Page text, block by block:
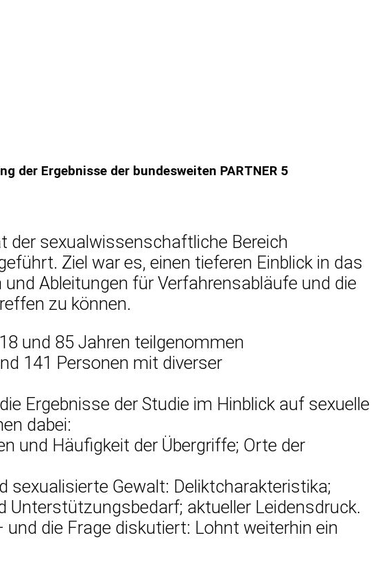
der Ergebnisse der bundesweiten PARTNER 5
der sexualwissenschaft­liche Bereich
Ziel war es, einen tieferen Einblick in das
Ableitungen für Verfahrensabläufe und die
zu können.
und 85 Jahren teilge­nommen
141 Personen mit diverser
Ergebnisse der Studie im Hinblick auf sexuelle
dabei:
und Häufigkeit der Übergriffe; Orte der
sexualisierte Gewalt: Deliktcharakteristika;
Unterstützungsbedarf; aktueller Leidensdruck.
die Frage diskutiert: Lohnt weiterhin ein